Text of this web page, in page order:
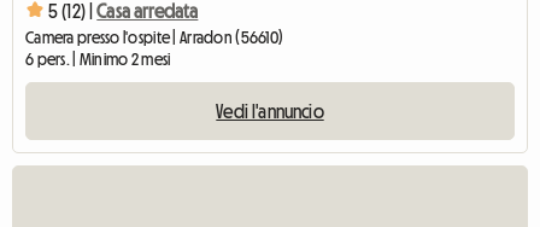
5 (12) | Casa arredata
Camera presso l'ospite | Arradon (56610)
6 pers. | Minimo 2 mesi
Vedi l'annuncio